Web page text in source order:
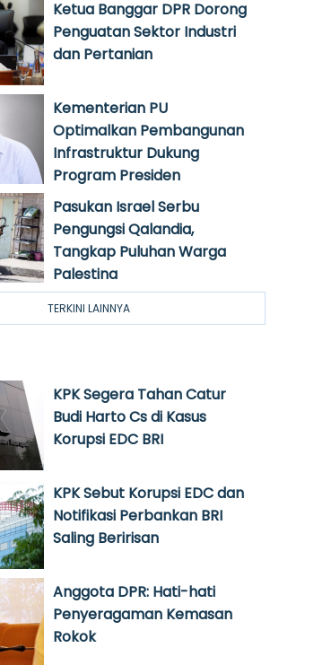
Ketua Banggar DPR Dorong
Penguatan Sektor Industri
dan Pertanian
Kementerian PU
Optimalkan Pembangunan
Infrastruktur Dukung
Program Presiden
Pasukan Israel Serbu
Pengungsi Qalandia,
Tangkap Puluhan Warga
Palestina
TERKINI LAINNYA
KPK Segera Tahan Catur
Budi Harto Cs di Kasus
Korupsi EDC BRI
KPK Sebut Korupsi EDC dan
Notifikasi Perbankan BRI
Saling Beririsan
Anggota DPR: Hati-hati
Penyeragaman Kemasan
Rokok